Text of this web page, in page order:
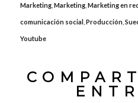
Marketing, Marketing, Marketing en
comunicación social, Producción,
Youtube